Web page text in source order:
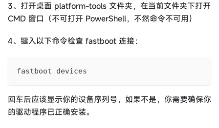
3、打开桌面 platform-tools 文件夹，在当前文件夹下打开
CMD 窗口（不可打开 PowerShell，不然命令不可用）
4、键入以下命令检查 fastboot 连接：
fastboot devices
回车后应该显示你的设备序列号，如果不是，你需要确保你
的驱动程序已正确安装。